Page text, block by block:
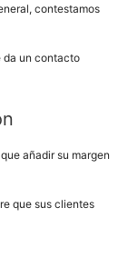
contestamos
da un contacto
añadir su margen
que sus clientes